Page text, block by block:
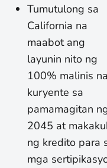
Tumutulong sa
California na
maabot ang
layunin nito ng
100% malinis
kuryente sa
pamamagitan
2045 at
ng kredito para
mga